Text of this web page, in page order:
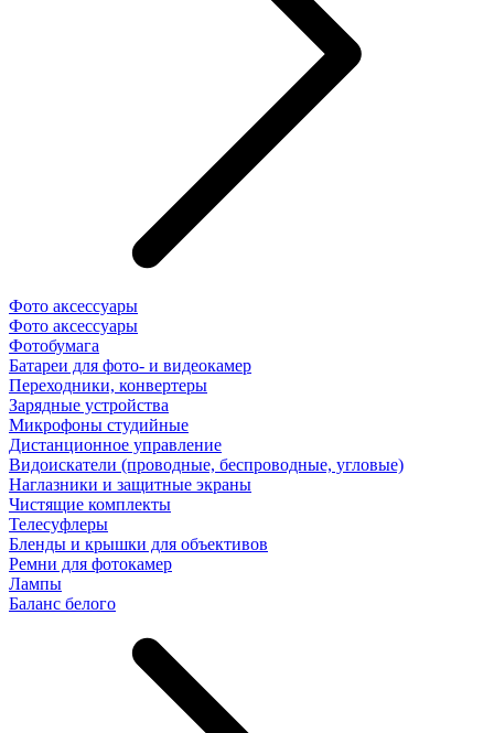
Фото аксессуары
Фото аксессуары
Фотобумага
Батареи для фото- и видеокамер
Переходники, конвертеры
Зарядные устройства
Микрофоны студийные
Дистанционное управление
Видоискатели (проводные, беспроводные, угловые)
Наглазники и защитные экраны
Чистящие комплекты
Телесуфлеры
Бленды и крышки для объективов
Ремни для фотокамер
Лампы
Баланс белого